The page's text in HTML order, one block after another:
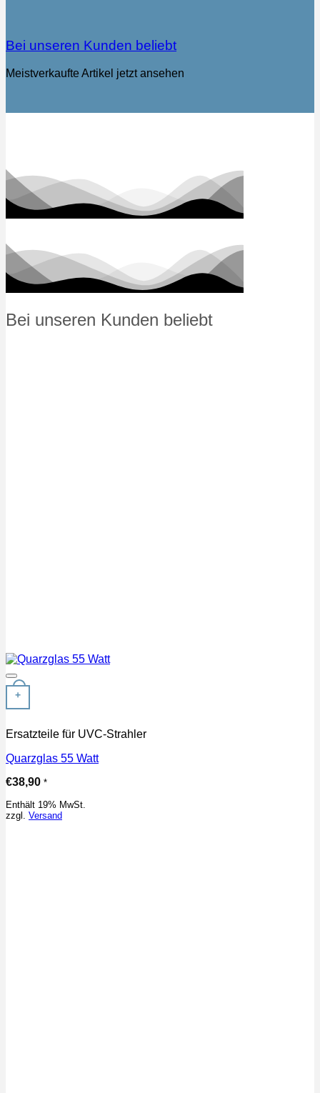
Bei unseren Kunden beliebt
Meistverkaufte Artikel jetzt ansehen
Bei unseren Kunden beliebt
+
Ersatzteile für UVC-Strahler
Quarzglas 55 Watt
€38,90 *
Enthält 19% MwSt.
zzgl. Versand